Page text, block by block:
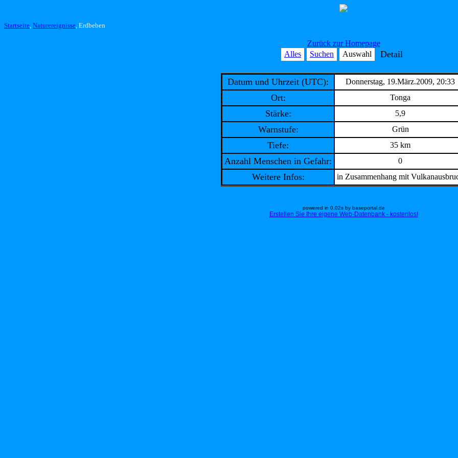
Startseite, Naturereignisse, Erdbeben
Zurück zur Homepage
Alles
Suchen Auswahl Detail
Datum und Uhrzeit (UTC): Donnerstag, 19.März.2009, 20:33
Ort: Tonga
Stärke: 5,9
Warnstufe: Grün
Tiefe: 35 km
Anzahl Menschen in Gefahr: 0
Weitere Infos: in Zusammenhang mit
powered in 0.02s by baseportal.de
Erstellen Sie Ihre eigene Web-Datenbank - kostenlos!